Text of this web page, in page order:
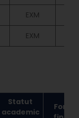
EXM
EXM
Statut
academic